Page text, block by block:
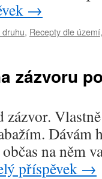
→
, Recepty dle území
zázvoru
zázvor.
Dávám
na něm
příspěvek →